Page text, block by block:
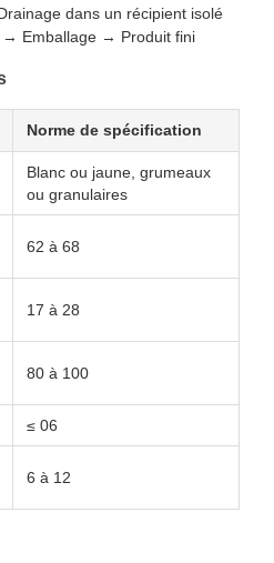
dans un récipient isolé
Emballage → Produit fini
Norme de spécification
Blanc ou jaune, grumeaux
ou granulaires
62 à 68
17 à 28
80 à 100
≤ 06
6 à 12